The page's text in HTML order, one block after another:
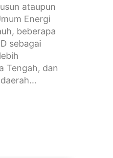
ataupun
Energi
beberapa
sebagai
Tengah, dan